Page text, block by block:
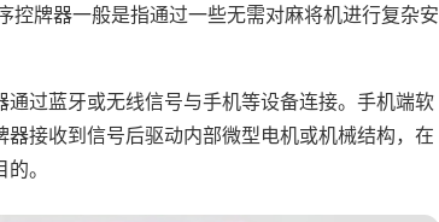
控牌器一般是指通过一些无需对麻将机进行复杂安
过蓝牙或无线信号与手机等设备连接。手机端软
接收到信号后驱动内部微型电机或机械结构，在
。